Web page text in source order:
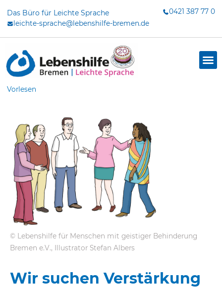
Inhalt
Das Büro für Leichte Sprache
0421 387 77 0
leichte-sprache@lebenshilfe-bremen.de
Vorlesen
© Lebenshilfe für Menschen mit geistiger Behinderung
Bremen e.V., Illustrator Stefan Albers
Wir suchen Verstärkung